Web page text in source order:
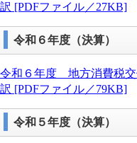
訳 [PDFファイル／27KB]
令和６年度​（決算）
令和６年度 地方消費税交
訳 [PDFファイル／79KB]
令和５年度​（決算）